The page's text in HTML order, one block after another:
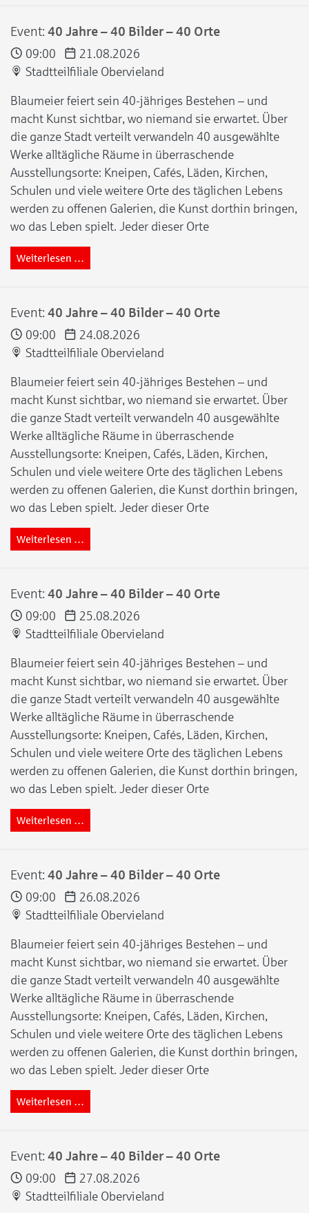
Event: 40 Jahre – 40 Bilder – 40 Orte
09:00
21.08.2026
Stadtteilfiliale Obervieland
Blaumeier feiert sein 40-jähriges Bestehen – und
macht Kunst sichtbar, wo niemand sie erwartet. Über
die ganze Stadt verteilt verwandeln 40 ausgewählte
Werke alltägliche Räume in überraschende
Ausstellungsorte: Kneipen, Cafés, Läden, Kirchen,
Schulen und viele weitere Orte des täglichen Lebens
werden zu offenen Galerien, die Kunst dorthin bringen,
wo das Leben spielt. Jeder dieser Orte
Weiterlesen …
Event: 40 Jahre – 40 Bilder – 40 Orte
09:00
24.08.2026
Stadtteilfiliale Obervieland
Blaumeier feiert sein 40-jähriges Bestehen – und
macht Kunst sichtbar, wo niemand sie erwartet. Über
die ganze Stadt verteilt verwandeln 40 ausgewählte
Werke alltägliche Räume in überraschende
Ausstellungsorte: Kneipen, Cafés, Läden, Kirchen,
Schulen und viele weitere Orte des täglichen Lebens
werden zu offenen Galerien, die Kunst dorthin bringen,
wo das Leben spielt. Jeder dieser Orte
Weiterlesen …
Event: 40 Jahre – 40 Bilder – 40 Orte
09:00
25.08.2026
Stadtteilfiliale Obervieland
Blaumeier feiert sein 40-jähriges Bestehen – und
macht Kunst sichtbar, wo niemand sie erwartet. Über
die ganze Stadt verteilt verwandeln 40 ausgewählte
Werke alltägliche Räume in überraschende
Ausstellungsorte: Kneipen, Cafés, Läden, Kirchen,
Schulen und viele weitere Orte des täglichen Lebens
werden zu offenen Galerien, die Kunst dorthin bringen,
wo das Leben spielt. Jeder dieser Orte
Weiterlesen …
Event: 40 Jahre – 40 Bilder – 40 Orte
09:00
26.08.2026
Stadtteilfiliale Obervieland
Blaumeier feiert sein 40-jähriges Bestehen – und
macht Kunst sichtbar, wo niemand sie erwartet. Über
die ganze Stadt verteilt verwandeln 40 ausgewählte
Werke alltägliche Räume in überraschende
Ausstellungsorte: Kneipen, Cafés, Läden, Kirchen,
Schulen und viele weitere Orte des täglichen Lebens
werden zu offenen Galerien, die Kunst dorthin bringen,
wo das Leben spielt. Jeder dieser Orte
Weiterlesen …
Event: 40 Jahre – 40 Bilder – 40 Orte
09:00
27.08.2026
Stadtteilfiliale Obervieland